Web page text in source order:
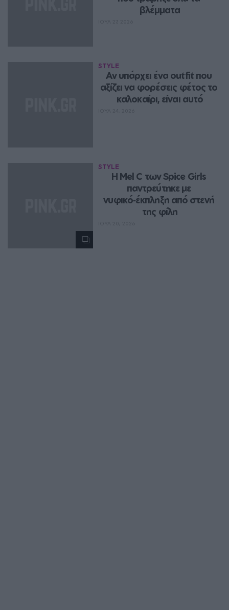
βλέμματα
STYLE
Αν υπάρχει ένα outfit που
αξίζει να φορέσεις φέτος το
καλοκαίρι, είναι αυτό
STYLE
Η Mel C των Spice Girls
παντρεύτηκε με
νυφικό‑έκπληξη από στενή
της φίλη